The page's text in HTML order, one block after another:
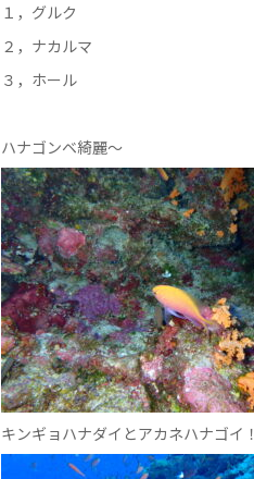
１，グルク
２，ナカルマ
３，ホール
ハナゴンベ綺麗～
キンギョハナダイとアカネハナゴイ！